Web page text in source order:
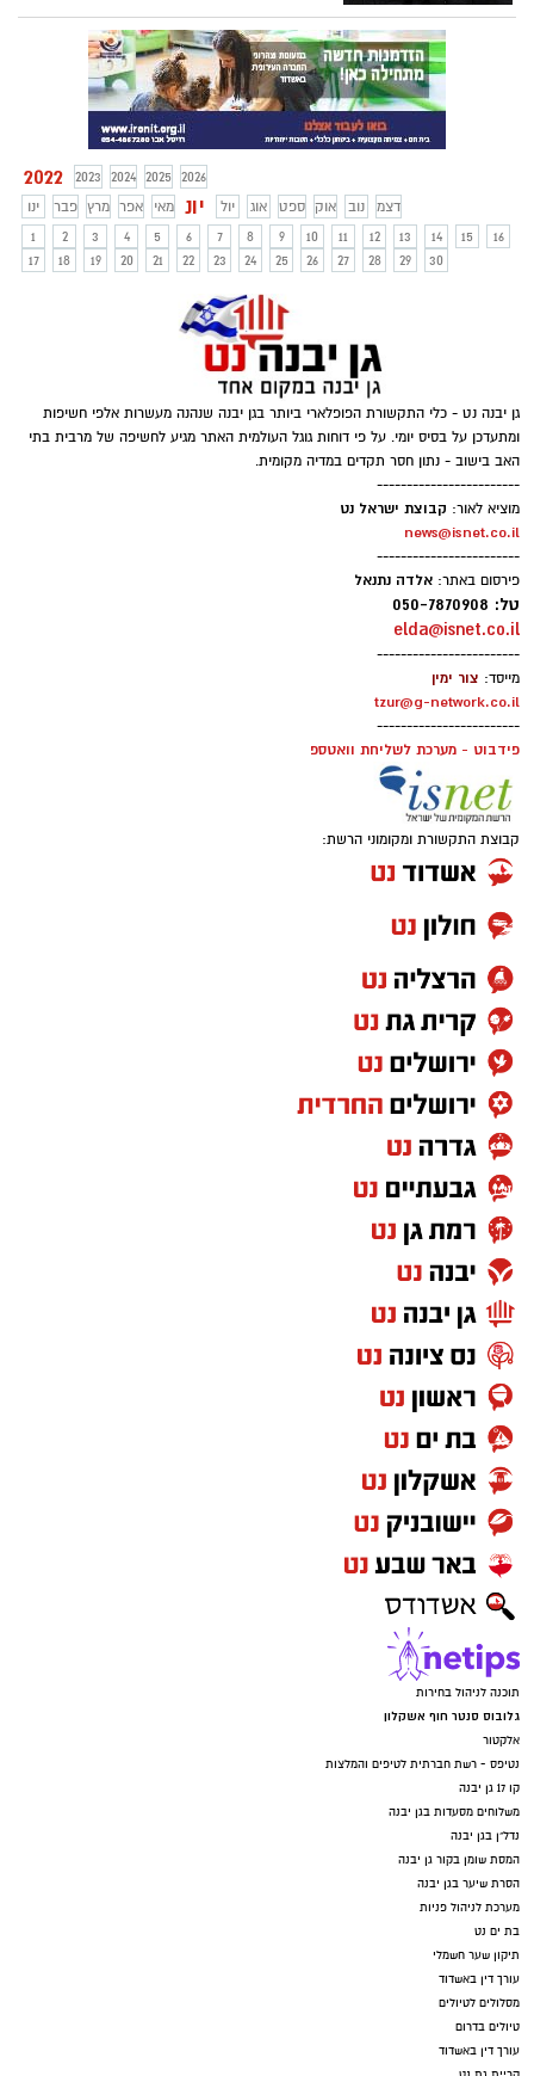
2022 2023 2024 2025
2026
ינו
פבר מרץ אפר מאי יונ יול אוג ספט אוק נוב
דצמ
1
2 3 4 5 6 7 8 9 10 11 12 13 14 15
16
17
18 19 20 21 22 23 24 25 26 27 28 29 30
גן יבנה נט - כלי התקשורת הפופלארי ביותר בגן יבנה שנהנה מעשרות אלפי חשיפות
ומתעדכן על בסיס יומי. על פי דוחות גוגל העולמית האתר מגיע לחשיפה של מרבית בתי
האב בישוב - נתון חסר תקדים במדיה מקומית.
------------------------
מוציא לאור: קבוצת ישראל נט
news@isnet.co.il
------------------------
פירסום באתר: אלדה נתנאל
טל: 050-7870908
elda@isnet.co.il
------------------------
מייסד: צור ימין
tzur@g-network.co.il
------------------------
פידבוט - מערכת לשליחת וואטספ
קבוצת התקשורת ומקומוני הרשת:
תוכנה לניהול בחירות
גלובוס סנטר חוף אשקלון
אלקטור
נטיפס - רשת חברתית לטיפים והמלצות
קו 17 גן יבנה
משלוחים מסעדות בגן יבנה
נדל"ן בגן יבנה
המסת שומן בקור גן יבנה
הסרת שיער בגן יבנה
מערכת לניהול פניות
בת ים נט
תיקון שער חשמלי
עורך דין באשדוד
מסלולים לטיולים
טיולים בדרום
עורך דין באשדוד